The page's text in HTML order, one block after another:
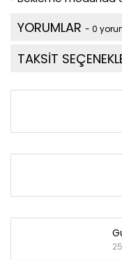
YORUMLAR - 0
TAKSİT